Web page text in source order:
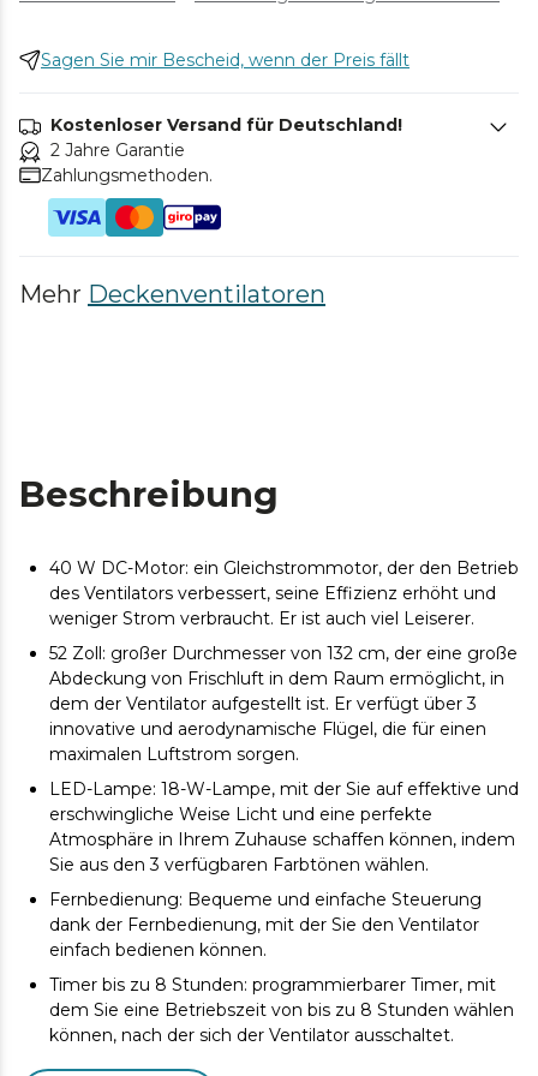
Sagen Sie mir Bescheid, wenn der Preis fällt
Kostenloser Versand für Deutschland!
2 Jahre Garantie
Zahlungsmethoden.
Mehr Deckenventilatoren
Beschreibung
40 W DC-Motor: ein Gleichstrommotor, der den Betrieb
des Ventilators verbessert, seine Effizienz erhöht und
weniger Strom verbraucht. Er ist auch viel Leiserer.
52 Zoll: großer Durchmesser von 132 cm, der eine große
Abdeckung von Frischluft in dem Raum ermöglicht, in
dem der Ventilator aufgestellt ist. Er verfügt über 3
innovative und aerodynamische Flügel, die für einen
maximalen Luftstrom sorgen.
LED-Lampe: 18-W-Lampe, mit der Sie auf effektive und
erschwingliche Weise Licht und eine perfekte
Atmosphäre in Ihrem Zuhause schaffen können, indem
Sie aus den 3 verfügbaren Farbtönen wählen.
Fernbedienung: Bequeme und einfache Steuerung
dank der Fernbedienung, mit der Sie den Ventilator
einfach bedienen können.
Timer bis zu 8 Stunden: programmierbarer Timer, mit
dem Sie eine Betriebszeit von bis zu 8 Stunden wählen
können, nach der sich der Ventilator ausschaltet.
6 Geschwindigkeiten: Wählen Sie zwischen den 6